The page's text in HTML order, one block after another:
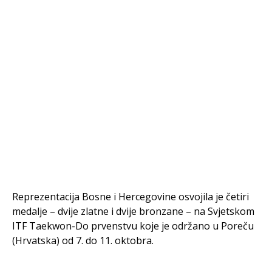
Reprezentacija Bosne i Hercegovine osvojila je četiri
medalje – dvije zlatne i dvije bronzane – na Svjetskom
ITF Taekwon-Do prvenstvu koje je održano u Poreču
(Hrvatska) od 7. do 11. oktobra.